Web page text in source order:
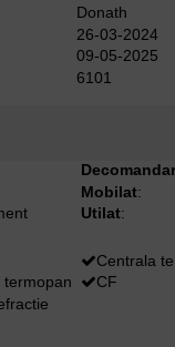
Donath
26-03-2024
09-05-2025
6101
Mobilat:
Utilat:
termopan
Centrala
CF